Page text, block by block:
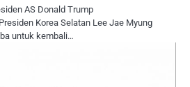
AS Donald Trump
Korea Selatan Lee Jae Myung
untuk kembali…